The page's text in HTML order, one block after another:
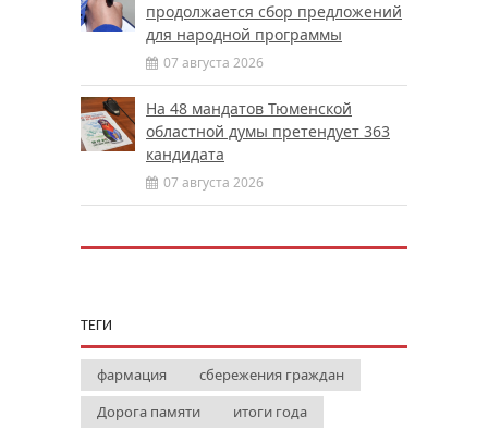
продолжается сбор предложений
для народной программы
07 августа 2026
На 48 мандатов Тюменской
областной думы претендует 363
кандидата
07 августа 2026
ТЕГИ
фармация
сбережения граждан
Дорога памяти
итоги года